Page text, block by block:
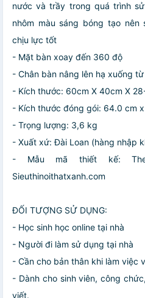
nước và trầy trong quá trình
nhôm màu sáng bóng tạo
chịu lực tốt
- Mặt bàn xoay đến 360 độ
- Chân bàn nâng lên hạ xuống
- Kích thước: 60cm X 40cm X
- Kích thước đóng gói: 64.0 cm
- Trọng lượng: 3,6 kg
- Xuất xứ: Đài Loan (hàng nhập
- Mẫu mã thiết kế:
Sieuthinoithatxanh.com
ĐỐI TƯỢNG SỬ DỤNG:
- Học sinh học online tại nhà
- Người đi làm sử dụng tại nhà
- Cần cho bản thân khi làm việc
- Dành cho sinh viên, công
viết.